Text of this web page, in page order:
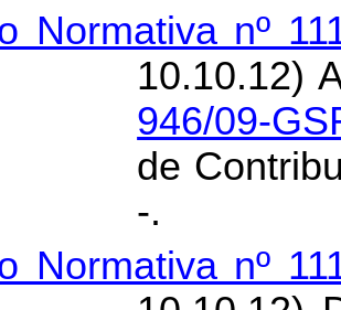
Normativa nº
10.10.12)
946/09-
de
-.
Normativa nº